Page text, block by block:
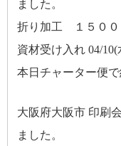
ました。
折り加工 １５００
資材受け入れ 04/10(
本日チャーター便で
大阪府大阪市 印刷
ました。